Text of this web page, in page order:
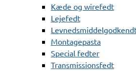
Kæde og wirefedt
Lejefedt
Montagepasta
Special fedter
Transmissionsfedt